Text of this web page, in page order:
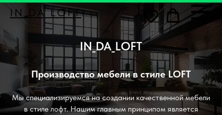
IN_DA_LOFT
IN_DA_LOFT
Производство мебели в стиле LOFT
Мы специализируемся на создании качественной мебели
в стиле лофт. Нашим главным принципом является